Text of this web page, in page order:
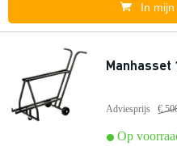
In
Manhasset
Adviesprijs €
Op